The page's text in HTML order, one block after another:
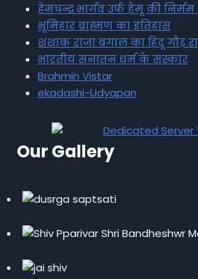
हेमचन्द्र भार्गव उर्फ हेमू की निर्मम
भूमिहार ब्राह्मण का इतिहास
शशांक राजा बंगाल का हिंदू गौड़
भारतीय सनातन धर्म के संस्कार
Brahmin Vistar
ekadashi-Udyapan
Our Gallery